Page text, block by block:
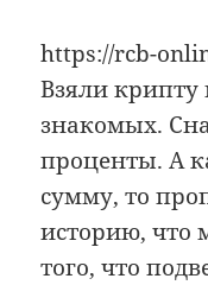
https://rcb-
Взяли крипту
знакомых.
проценты. А
сумму, то
историю, что
того, что